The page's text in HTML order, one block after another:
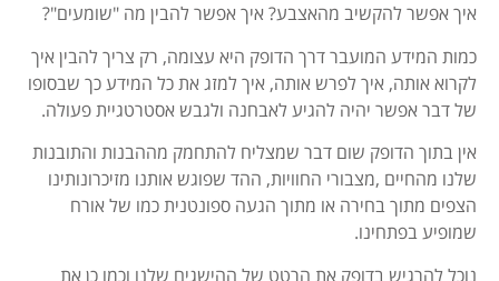
איך אפשר להקשיב מהאצבע? איך אפשר להבין מה "שומעים"?
כמות המידע המועבר דרך הדופק היא עצומה, רק צריך להבין איך
לקרוא אותה, איך לפרש אותה, איך למזג את כל המידע כך שבסופו
של דבר אפשר יהיה להגיע לאבחנה ולגבש אסטרטגיית פעולה.
אין בתוך הדופק שום דבר שמצליח להתחמק מההבנות והתובנות
שלנו מהחיים ,מצבורי החוויות, ההד שפוגש אותנו מזיכרונותינו
הצפים מתוך בחירה או מתוך הגעה ספונטנית כמו של אורח
שמופיע בפתחינו.
נוכל להרגיש בדופק את הרטט של ההישגים שלנו וכמו כן את